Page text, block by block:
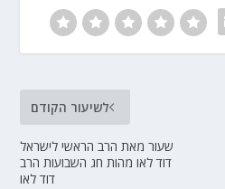
לשיעור הקודם
שעור מאת הרב הראשי לישראל
דוד לאו מהות חג השבועות הרב
דוד לאו